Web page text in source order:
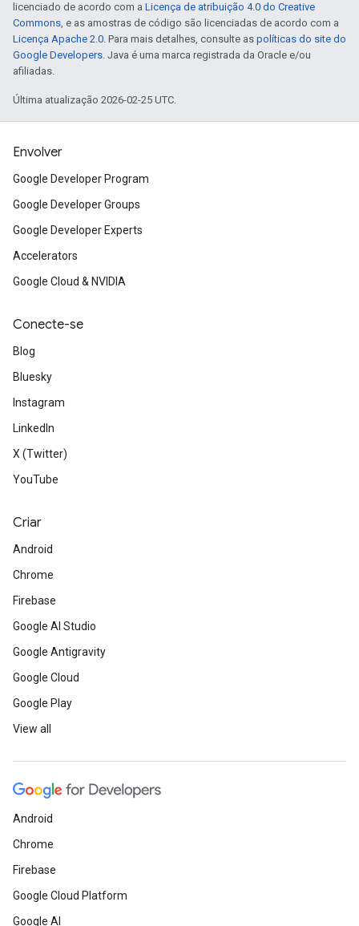
licenciado de acordo com a Licença de atribuição 4.0 do Creative
Commons, e as amostras de código são licenciadas de acordo com a
Licença Apache 2.0. Para mais detalhes, consulte as políticas do site do
Google Developers. Java é uma marca registrada da Oracle e/ou
afiliadas.
Última atualização 2026-02-25 UTC.
Envolver
Google Developer Program
Google Developer Groups
Google Developer Experts
Accelerators
Google Cloud & NVIDIA
Conecte-se
Blog
Bluesky
Instagram
LinkedIn
X (Twitter)
YouTube
Criar
Android
Chrome
Firebase
Google AI Studio
Google Antigravity
Google Cloud
Google Play
View all
Android
Chrome
Firebase
Google Cloud Platform
Google AI